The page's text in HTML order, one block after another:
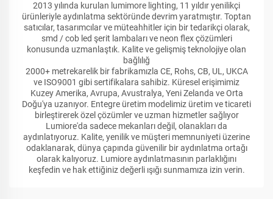
2013 yılında kurulan lumimore lighting, 11 yıldır yenilikçi
ürünleriyle aydınlatma sektöründe devrim yaratmıştır. Toptan
satıcılar, tasarımcılar ve müteahhitler için bir tedarikçi olarak,
smd / cob led şerit lambaları ve neon flex çözümleri
konusunda uzmanlaştık. Kalite ve gelişmiş teknolojiye olan
bağlılığ
2000+ metrekarelik bir fabrikamızla CE, Rohs, CB, UL, UKCA
ve ISO9001 gibi sertifikalara sahibiz. Küresel erişimimiz
Kuzey Amerika, Avrupa, Avustralya, Yeni Zelanda ve Orta
Doğu'ya uzanıyor. Entegre üretim modelimiz üretim ve ticareti
birleştirerek özel çözümler ve uzman hizmetler sağlıyor
Lumiore'da sadece mekanları değil, olanakları da
aydınlatıyoruz. Kalite, yenilik ve müşteri memnuniyeti üzerine
odaklanarak, dünya çapında güvenilir bir aydınlatma ortağı
olarak kalıyoruz. Lumiore aydınlatmasının parlaklığını
keşfedin ve hak ettiğiniz değerli ışığı sunmamıza izin verin.